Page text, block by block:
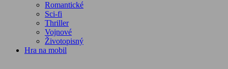
Romantické
Sci-fi
Thriller
Vojnové
Životopisný
Hra na mobil